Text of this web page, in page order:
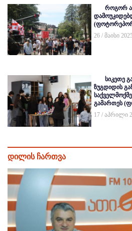
როგორ
26 / მაისი
სიკეთე
ზუგდიდის
გამართეს
17 / აპრილი
დილის ჩართვა